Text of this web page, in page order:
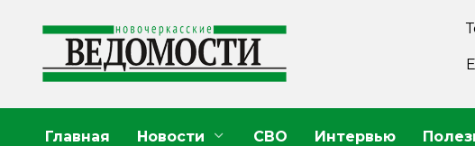
содержанию
Главная Новости СВО Интервью